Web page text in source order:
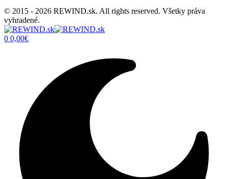
© 2015 - 2026 REWIND.sk. All rights reserved. Všetky práva
vyhradené.
0 0,00€